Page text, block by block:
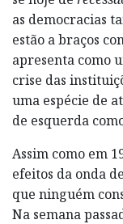
as democracias
estão a braços
apresenta como
crise das
uma espécie de
de esquerda
Assim como em
efeitos da onda
que ninguém
Na semana